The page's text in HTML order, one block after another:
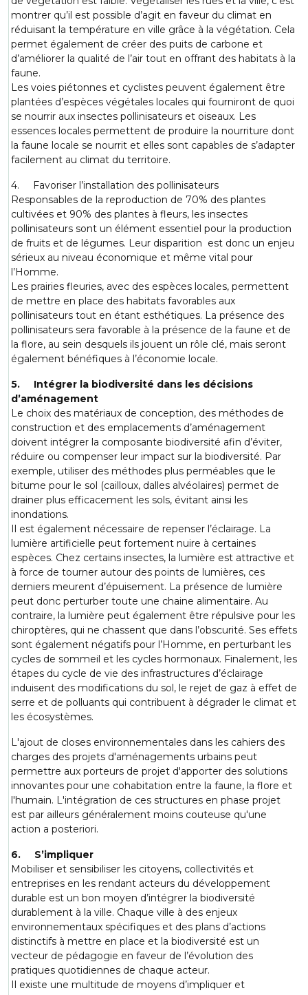
montrer qu’il est possible d’agit en faveur du climat en
réduisant la température en ville grâce à la végétation. Cela
permet également de créer des puits de carbone et
d’améliorer la qualité de l’air tout en offrant des habitats à la
faune.
Les voies piétonnes et cyclistes peuvent également être
plantées d’espèces végétales locales qui fourniront de quoi
se nourrir aux insectes pollinisateurs et oiseaux. Les
essences locales permettent de produire la nourriture dont
la faune locale se nourrit et elles sont capables de s’adapter
facilement au climat du territoire.
4. Favoriser l’installation des pollinisateurs
Responsables de la reproduction de 70% des plantes
cultivées et 90% des plantes à fleurs, les insectes
pollinisateurs sont un élément essentiel pour la production
de fruits et de légumes. Leur disparition est donc un enjeu
sérieux au niveau économique et même vital pour
l’Homme.
Les prairies fleuries, avec des espèces locales, permettent
de mettre en place des habitats favorables aux
pollinisateurs tout en étant esthétiques. La présence des
pollinisateurs sera favorable à la présence de la faune et de
la flore, au sein desquels ils jouent un rôle clé, mais seront
également bénéfiques à l’économie locale.
5. Intégrer la biodiversité dans les décisions
d’aménagement
Le choix des matériaux de conception, des méthodes de
construction et des emplacements d’aménagement
doivent intégrer la composante biodiversité afin d’éviter,
réduire ou compenser leur impact sur la biodiversité. Par
exemple, utiliser des méthodes plus perméables que le
bitume pour le sol (cailloux, dalles alvéolaires) permet de
drainer plus efficacement les sols, évitant ainsi les
inondations.
Il est également nécessaire de repenser l’éclairage. La
lumière artificielle peut fortement nuire à certaines
espèces. Chez certains insectes, la lumière est attractive et
à force de tourner autour des points de lumières, ces
derniers meurent d’épuisement. La présence de lumière
peut donc perturber toute une chaine alimentaire. Au
contraire, la lumière peut également être répulsive pour les
chiroptères, qui ne chassent que dans l’obscurité. Ses effets
sont également négatifs pour l’Homme, en perturbant les
cycles de sommeil et les cycles hormonaux. Finalement, les
étapes du cycle de vie des infrastructures d’éclairage
induisent des modifications du sol, le rejet de gaz à effet de
serre et de polluants qui contribuent à dégrader le climat et
les écosystèmes.
L'ajout de closes environnementales dans les cahiers des
charges des projets d'aménagements urbains peut
permettre aux porteurs de projet d'apporter des solutions
innovantes pour une cohabitation entre la faune, la flore et
l'humain. L'intégration de ces structures en phase projet
est par ailleurs généralement moins couteuse qu'une
action a posteriori.
6. S’impliquer
Mobiliser et sensibiliser les citoyens, collectivités et
entreprises en les rendant acteurs du développement
durable est un bon moyen d’intégrer la biodiversité
durablement à la ville. Chaque ville à des enjeux
environnementaux spécifiques et des plans d’actions
distinctifs à mettre en place et la biodiversité est un
vecteur de pédagogie en faveur de l’évolution des
pratiques quotidiennes de chaque acteur.
Il existe une multitude de moyens d’impliquer et